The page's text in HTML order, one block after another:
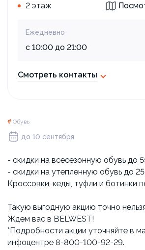
# Обувь
до 10 сентября
- скидки на всесезонную обувь до
- скидки на утепленную обувь до
Кроссовки, кеды, туфли и ботинки
Такую выгодную акцию точно
Ждем вас в BELWEST!
*Подробности акции уточняйте в
инфоцентре 8-800-100-92-29.
2 этаж
Ежедневно
с 10:00 до 21:00
Смотреть контакты